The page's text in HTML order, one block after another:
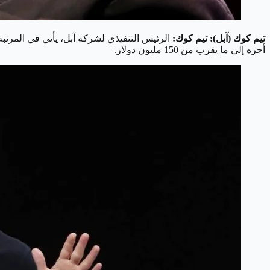
تيم كوك (آبل): تيم كوك:
أجره إلى ما يقرب من 150 مليون دولار.